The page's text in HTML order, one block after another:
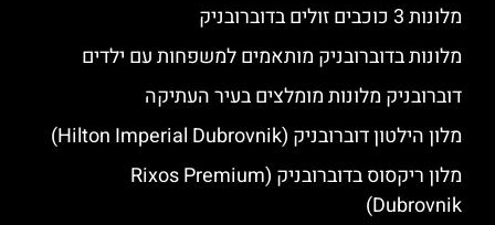
מלונות 3 כוכבים זולים בדוברובניק
מלונות בדוברובניק מותאמים למשפחות עם ילדים
דוברובניק מלונות מומלצים בעיר העתיקה
מלון הילטון דוברובניק (Hilton Imperial Dubrovnik)
מלון ריקסוס בדוברובניק (Rixos Premium
Dubrovnik)